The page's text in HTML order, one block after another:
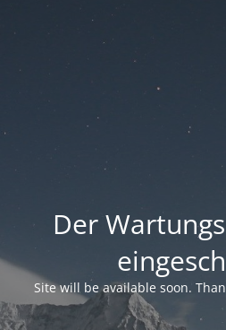
Der
Site will be available soon.